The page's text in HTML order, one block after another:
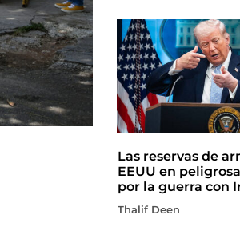
Las reservas de
EEUU en
por la guerra con
Thalif Deen